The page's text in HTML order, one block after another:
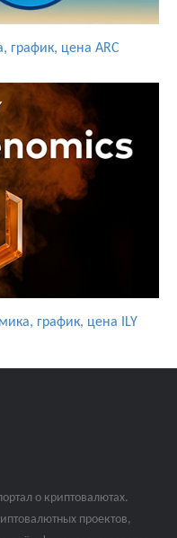
график, цена ARC
график, цена ILY
о криптовалютах.
проектов,